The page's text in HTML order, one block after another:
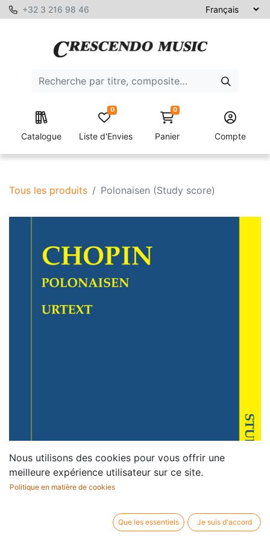
+32 3 216 98 46
Catalogue Liste d'Envies
0 0
Panier Compte
Tous les produits Polonaisen (Study score)
Nous utilisons des cookies pour vous offrir une
meilleure expérience utilisateur sur ce site.
Politique en matière de cookies
Que les essentiels Je suis d'accord